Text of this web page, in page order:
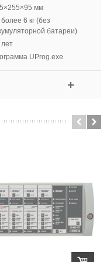
мм
6 кг (без
батареи)
UProg.exe